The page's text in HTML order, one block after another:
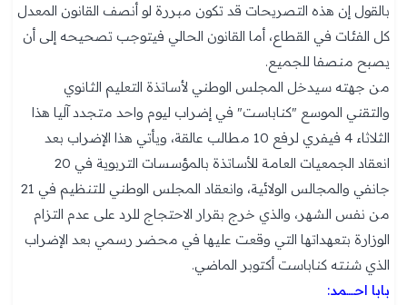
بالقول إن هذه التصريحات قد تكون مبررة لو أنصف القانون المعدل
كل الفئات في القطاع، أما القانون الحالي فيتوجب تصحيحه إلى أن
يصبح منصفا للجميع.
من جهته سيدخل المجلس الوطني لأساتذة التعليم الثانوي
والتقني الموسع "كناباست" في إضراب ليوم واحد متجدد آليا هذا
الثلاثاء 4 فيفري لرفع 10 مطالب عالقة، ويأتي هذا الإضراب بعد
انعقاد الجمعيات العامة للأساتذة بالمؤسسات التربوية في 20
جانفي والمجالس الولائية، وانعقاد المجلس الوطني للتنظيم في 21
من نفس الشهر، والذي خرج بقرار الاحتجاج للرد على عدم التزام
الوزارة بتعهداتها التي وقعت عليها في محضر رسمي بعد الإضراب
الذي شنته كناباست أكتوبر الماضي.
بابا احــــمد: